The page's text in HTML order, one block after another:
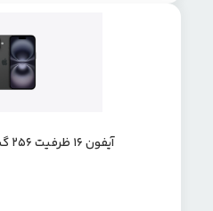
آیفون 16 ظرفیت 256 گیگ – رنگ مشکی